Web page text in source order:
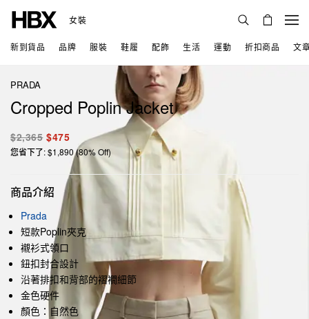
女裝
新到貨品 品牌 服裝 鞋履 配飾 生活 運動 折扣商品 文
PRADA
Cropped Poplin Jacket
$2,365 $475
您省下了: $1,890 (80% Off)
商品介紹
Prada
短款Poplin夾克
襯衫式領口
鈕扣封合設計
沿著排扣和背部的褶襉細節
金色硬件
顏色：自然色